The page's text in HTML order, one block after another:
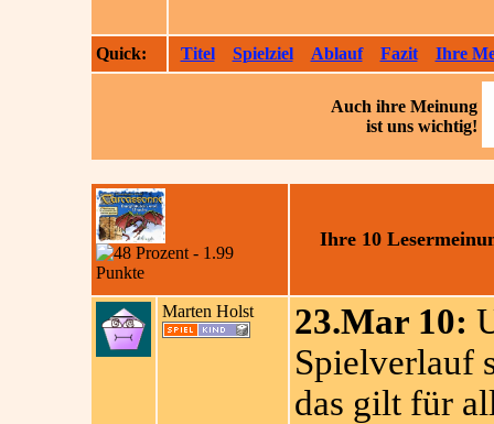
Quick: Titel Spielziel Ablauf Fazit Ihre
Auch ihre Meinung
ist uns wichtig!
Ihre 10
Marten Holst 23.Mar 10:
Spielverlauf
das gilt für